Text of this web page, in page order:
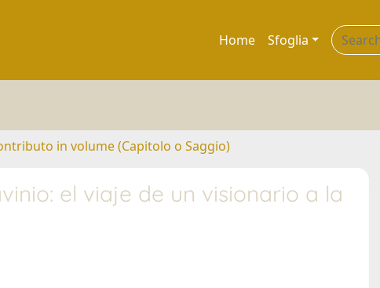
Home Sfoglia
in volume (Capitolo o Saggio)
el viaje de un visionario a la